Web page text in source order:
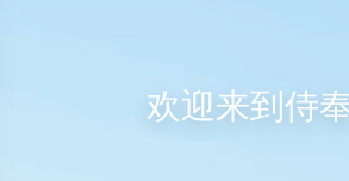
欢迎来到侍